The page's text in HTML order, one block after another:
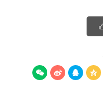
   